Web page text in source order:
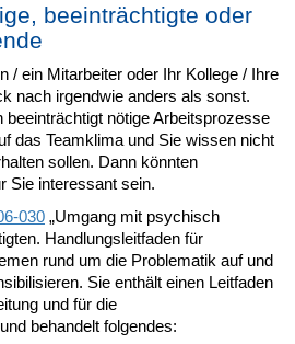
beeinträchtigte oder
/ ein Mitarbeiter oder Ihr Kollege / Ihre
nach irgendwie anders als sonst.
beeinträchtigt nötige Arbeitsprozesse
das Teamklima und Sie wissen nicht
sollen. Dann könnten
Sie interessant sein.
030 „Umgang mit psychisch
Handlungsleitfaden für
rund um die Problematik auf und
Sie enthält einen Leitfaden
und für die
behandelt folgendes: